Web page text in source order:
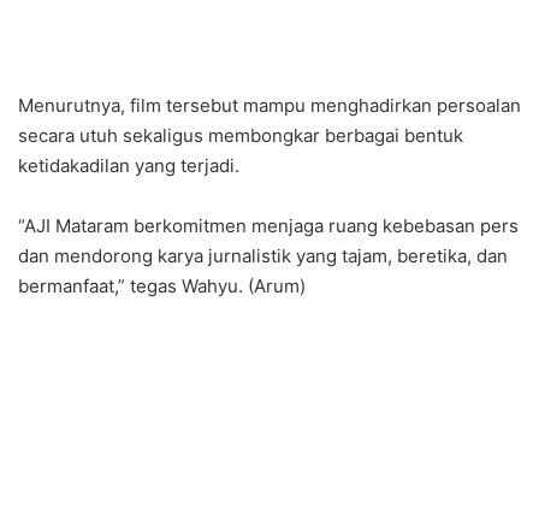
Menurutnya, film tersebut mampu menghadirkan persoalan
secara utuh sekaligus membongkar berbagai bentuk
ketidakadilan yang terjadi.
“AJI Mataram berkomitmen menjaga ruang kebebasan pers
dan mendorong karya jurnalistik yang tajam, beretika, dan
bermanfaat,” tegas Wahyu. (Arum)